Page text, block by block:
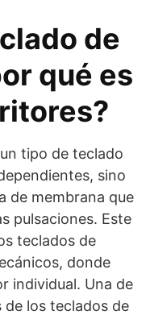
de
qué es
tipo de teclado
sino
de membrana que
pulsaciones. Este
teclados de
donde
individual. Una de
de los teclados de